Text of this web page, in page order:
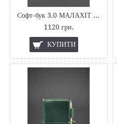
Софт-бук 3.0 МАЛАХІТ - ЗЕЛЕНИЙ
1120 грн.
КУПИТИ